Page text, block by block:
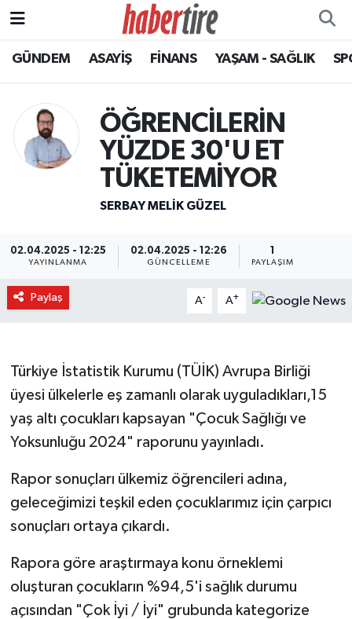
GÜNDEM ASAYİŞ FİNANS YAŞAM - SAĞLIK
ÖĞRENCİLERİN
YÜZDE 30'U ET
TÜKETEMİYOR
SERBAY MELIK GÜZEL
02.04.2025 - 12:25
YAYINLANMA
02.04.2025 - 12:26
GÜNCELLEME
1
PAYLAŞIM
Paylaş A- A+
Türkiye İstatistik Kurumu (TÜİK) Avrupa Birliği
üyesi ülkelerle eş zamanlı olarak uyguladıkları,15
yaş altı çocukları kapsayan "Çocuk Sağlığı ve
Yoksunluğu 2024" raporunu yayınladı.
Rapor sonuçları ülkemiz öğrencileri adına,
geleceğimizi teşkil eden çocuklarımız için çarpıcı
sonuçları ortaya çıkardı.
Rapora göre araştırmaya konu örneklemi
oluşturan çocukların %94,5'i sağlık durumu
açısından "Çok İyi / İyi" grubunda kategorize
Tire Nöbetçi Eczaneler
Tire Trafik Yoğunluk Haritası
Süper Lig Puan Durumu ve Fikstür
Son Dakika Haberleri
Haber Arşivi